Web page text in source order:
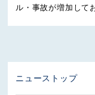
ニューストップ
ル・事故が増加して